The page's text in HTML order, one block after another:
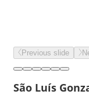
Previous slide
São Luís